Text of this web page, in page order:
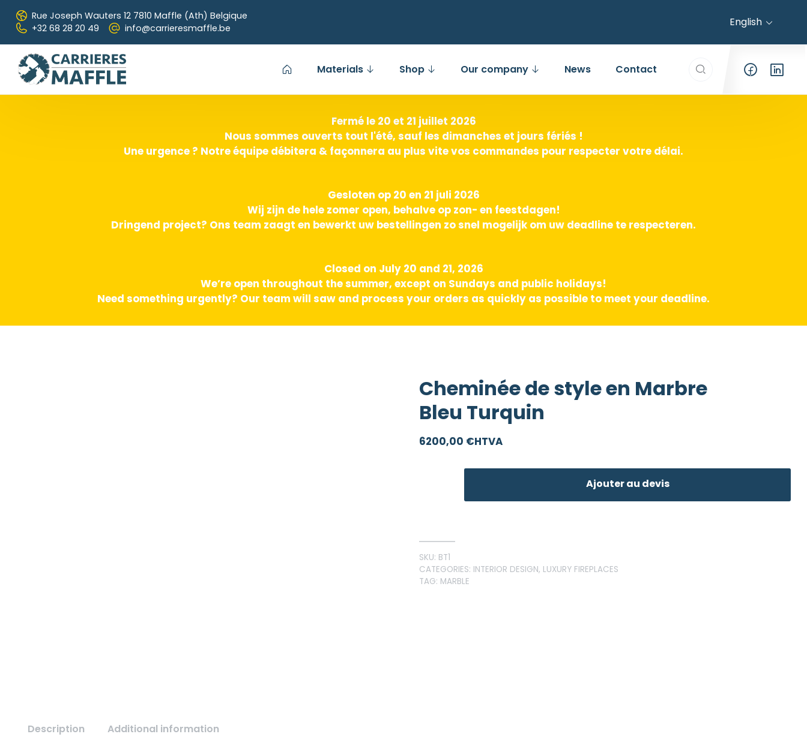
Skip to main content
Rue Joseph Wauters 12 7810 Maffle (Ath) Belgique
+32 68 28 20 49
info@carrieresmaffle.be English
Materials Shop Our company News Contact Search everything...
Fermé le 20 et 21 juillet 2026
Nous sommes ouverts tout l'été, sauf les dimanches et jours fériés !
Une urgence ? Notre équipe débitera & façonnera au plus vite vos commandes pour respecter votre délai.
Gesloten op 20 en 21 juli 2026
Wij zijn de hele zomer open, behalve op zon- en feestdagen!
Dringend project? Ons team zaagt en bewerkt uw bestellingen zo snel mogelijk om uw deadline te respecteren.
Closed on July 20 and 21, 2026
We’re open throughout the summer, except on Sundays and public holidays!
Need something urgently? Our team will saw and process your orders as quickly as possible to meet your deadline.
Cheminée de style en Marbre
Bleu Turquin
6200,00 €HTVA
Ajouter au devis
SKU: BT1
CATEGORIES: INTERIOR DESIGN, LUXURY FIREPLACES
TAG: MARBLE
Description Additional information